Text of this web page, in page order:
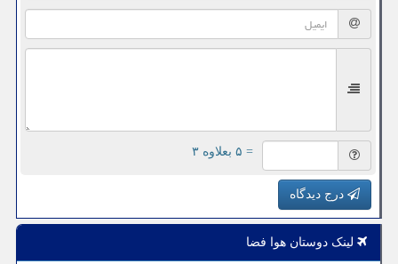
= ۵ بعلاوه ۳
درج دیدگاه
لینک دوستان هوا فضا